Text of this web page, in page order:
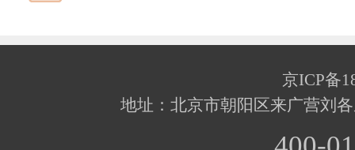
京ICP备
地址：北京市朝阳区来广营刘